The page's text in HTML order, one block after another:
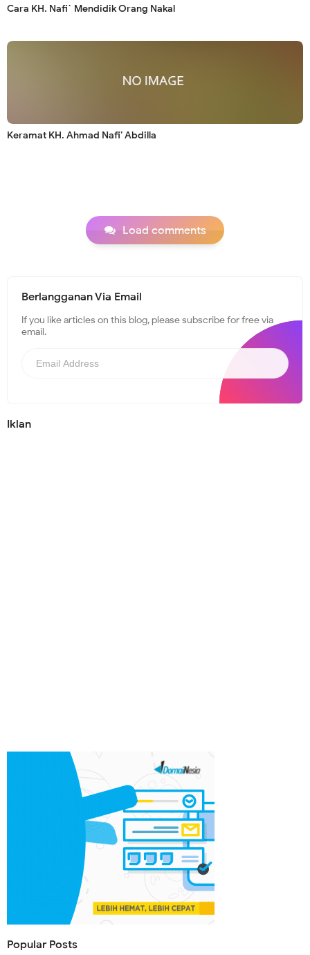
Cara KH. Nafi` Mendidik Orang Nakal
Keramat KH. Ahmad Nafi’ Abdilla
Load comments
Berlangganan Via Email
If you like articles on this blog, please subscribe for free via
email.
Iklan
Popular Posts